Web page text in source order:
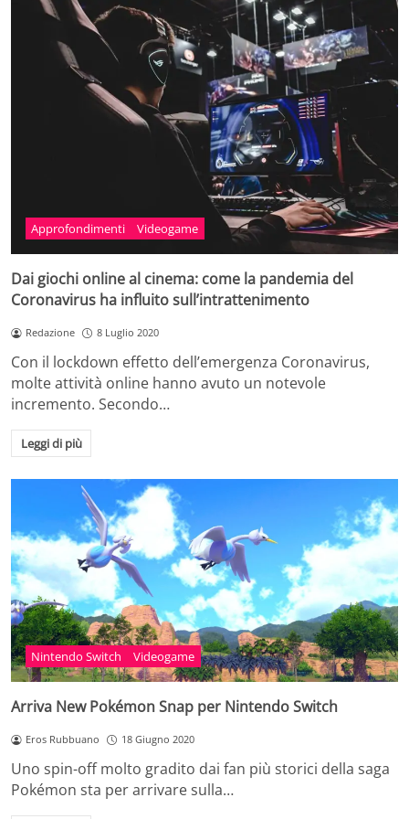
Approfondimenti Videogame
Dai giochi online al cinema: come la pandemia del
Coronavirus ha influito sull’intrattenimento
Redazione 8 Luglio 2020
Con il lockdown effetto dell’emergenza Coronavirus,
molte attività online hanno avuto un notevole
incremento. Secondo…
Leggi di più
Nintendo Switch Videogame
Arriva New Pokémon Snap per Nintendo Switch
Eros Rubbuano 18 Giugno 2020
Uno spin-off molto gradito dai fan più storici della saga
Pokémon sta per arrivare sulla…